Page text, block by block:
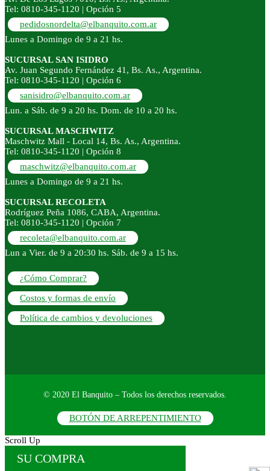
Tel: 0810-345-1120 | Opción 5
pedidosnordelta@elbanquito.com.ar
Lunes a Domingo de 9 a 21 hs.
SUCURSAL SAN ISIDRO
Av. Juan Segundo Fernández 41, Bs. As., Argentina.
Tel: 0810-345-1120 | Opción 6
sanisidro@elbanquito.com.ar
Lun. a Sáb. de 9 a 20 hs. Dom. de 10 a 20 hs.
SUCURSAL MASCHWITZ
Maschwitz Mall - Local 14, Bs. As., Argentina.
Tel: 0810-345-1120 | Opción 8
maschwitz@elbanquito.com.ar
Lunes a Domingo de 9 a 21 hs.
SUCURSAL RECOLETA
Rodríguez Peña 1086, CABA, Argentina.
Tel: 0810-345-1120 | Opción 7
recoleta@elbanquito.com.ar
Lun a Vier. de 9 a 20:30 hs. Sáb. de 9 a 15 hs.
¿Cómo Comprar?
Costos y formas de envío
Política de cambios y devoluciones
© 2020 El Banquito – Todos los derechos reservados.
BOTÓN DE ARREPENTIMIENTO
Scroll Up
SU COMPRA